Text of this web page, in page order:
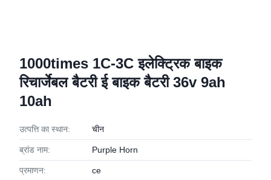
1000times 1C-3C इलेक्ट्रिक बाइक
रिचार्जेबल बैटरी ई बाइक बैटरी 36v 9ah
10ah
उत्पत्ति का स्थान: चीन
ब्रांड नाम: Purple Horn
प्रमाणन: ce